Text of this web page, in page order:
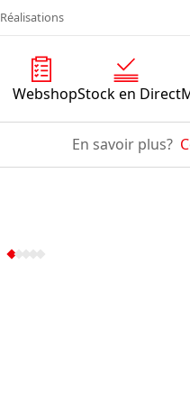
Réalisations
WebshopStock en Direct
En savoir plus?